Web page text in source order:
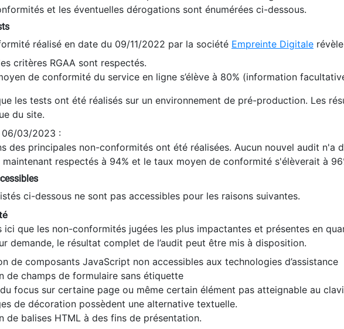
et les éventuelles dérogations sont énumérées ci-dessous.
réalisé en date du 09/11/2022 par la société Empreinte Digitale
critères RGAA sont respectés.
de conformité du service en ligne s’élève à 80% (information
les tests ont été réalisés sur un environnement de pré-production. Les
du site.
06/03/2023 :
des principales non-conformités ont été réalisées. Aucun nouvel audit n'a
maintenant respectés à 94% et le taux moyen de conformité s'élèverait à
ci-dessous ne sont pas accessibles pour les raisons suivantes.
ici que les non-conformités jugées les plus impactantes et présentes en
demande, le résultat complet de l’audit peut être mis à disposition.
de composants JavaScript non accessibles aux technologies d’assistance
de champs de formulaire sans étiquette
focus sur certaine page ou même certain élément pas atteignable au
de décoration possèdent une alternative textuelle.
de balises HTML à des fins de présentation.